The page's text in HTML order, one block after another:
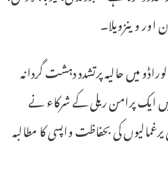
اور وینزویلا۔
میں حالیہ پرتشدد دہشت گردانہ
ایک پرامن ریلی کے شرکاء نے
کی بحفاظت واپسی کا مطالبہ